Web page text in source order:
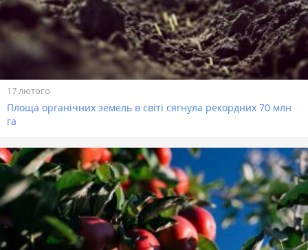
17 лютого
Площа органічних земель в світі сягнула рекордних 70 млн
га